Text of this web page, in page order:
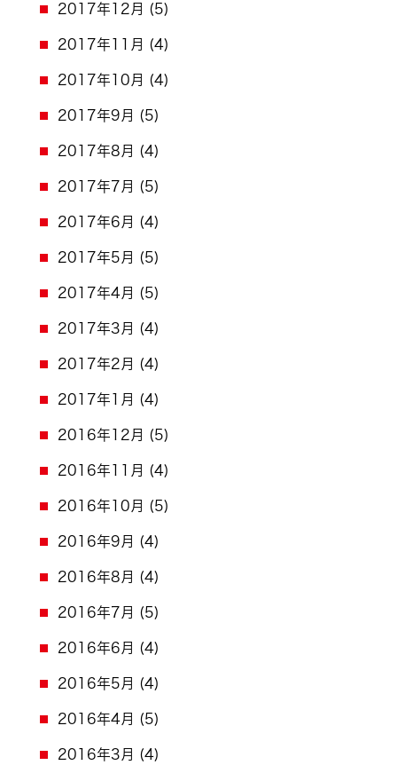
2017年12月 (5)
2017年11月 (4)
2017年10月 (4)
2017年9月 (5)
2017年8月 (4)
2017年7月 (5)
2017年6月 (4)
2017年5月 (5)
2017年4月 (5)
2017年3月 (4)
2017年2月 (4)
2017年1月 (4)
2016年12月 (5)
2016年11月 (4)
2016年10月 (5)
2016年9月 (4)
2016年8月 (4)
2016年7月 (5)
2016年6月 (4)
2016年5月 (4)
2016年4月 (5)
2016年3月 (4)